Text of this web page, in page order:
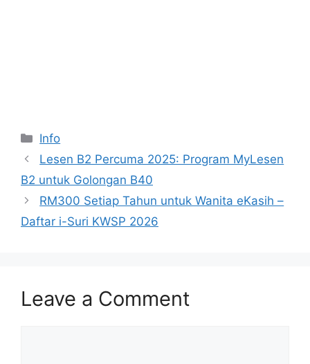
Categories
Info
Lesen B2 Percuma 2025: Program MyLesen
B2 untuk Golongan B40
RM300 Setiap Tahun untuk Wanita eKasih –
Daftar i-Suri KWSP 2026
Leave a Comment